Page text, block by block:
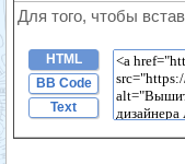
Для того, чтобы
HTML
BB Code
Text